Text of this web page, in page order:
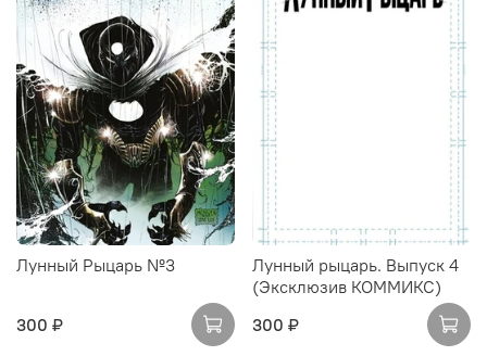
Лунный Рыцарь №3
300 ₽
Лунный рыцарь. Выпуск 4
(Эксклюзив КОММИКС)
300 ₽